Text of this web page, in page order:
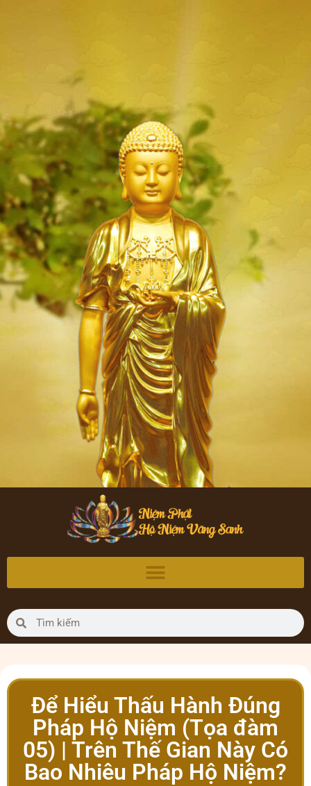
Để Hiểu Thấu Hành Đúng
Pháp Hộ Niệm (Tọa đàm
05) | Trên Thế Gian Này Có
Bao Nhiêu Pháp Hộ Niệm?